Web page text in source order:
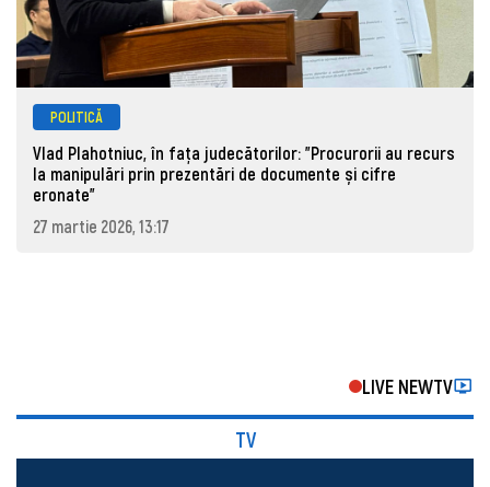
POLITICĂ
Vlad Plahotniuc, în fața judecătorilor: "Procurorii au recurs
la manipulări prin prezentări de documente și cifre
eronate"
27 martie 2026, 13:17
LIVE NEWTV
TV